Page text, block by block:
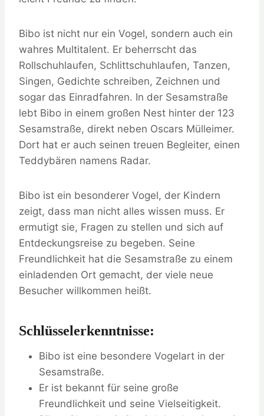
Bibo ist nicht nur ein Vogel, sondern auch ein
wahres Multitalent. Er beherrscht das
Rollschuhlaufen, Schlittschuhlaufen, Tanzen,
Singen, Gedichte schreiben, Zeichnen und
sogar das Einradfahren. In der Sesamstraße
lebt Bibo in einem großen Nest hinter der 123
Sesamstraße, direkt neben Oscars Mülleimer.
Dort hat er auch seinen treuen Begleiter, einen
Teddybären namens Radar.
Bibo ist ein besonderer Vogel, der Kindern
zeigt, dass man nicht alles wissen muss. Er
ermutigt sie, Fragen zu stellen und sich auf
Entdeckungsreise zu begeben. Seine
Freundlichkeit hat die Sesamstraße zu einem
einladenden Ort gemacht, der viele neue
Besucher willkommen heißt.
Schlüsselerkenntnisse:
Bibo ist eine besondere Vogelart in der
Sesamstraße.
Er ist bekannt für seine große
Freundlichkeit und seine Vielseitigkeit.